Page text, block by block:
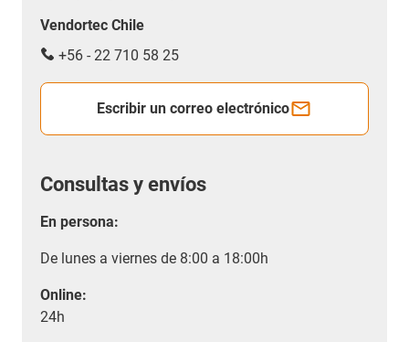
Vendortec Chile
+56 - 22 710 58 25
Escribir un correo electrónico
Consultas y envíos
En persona:
De lunes a viernes de 8:00 a 18:00h
Online:
24h